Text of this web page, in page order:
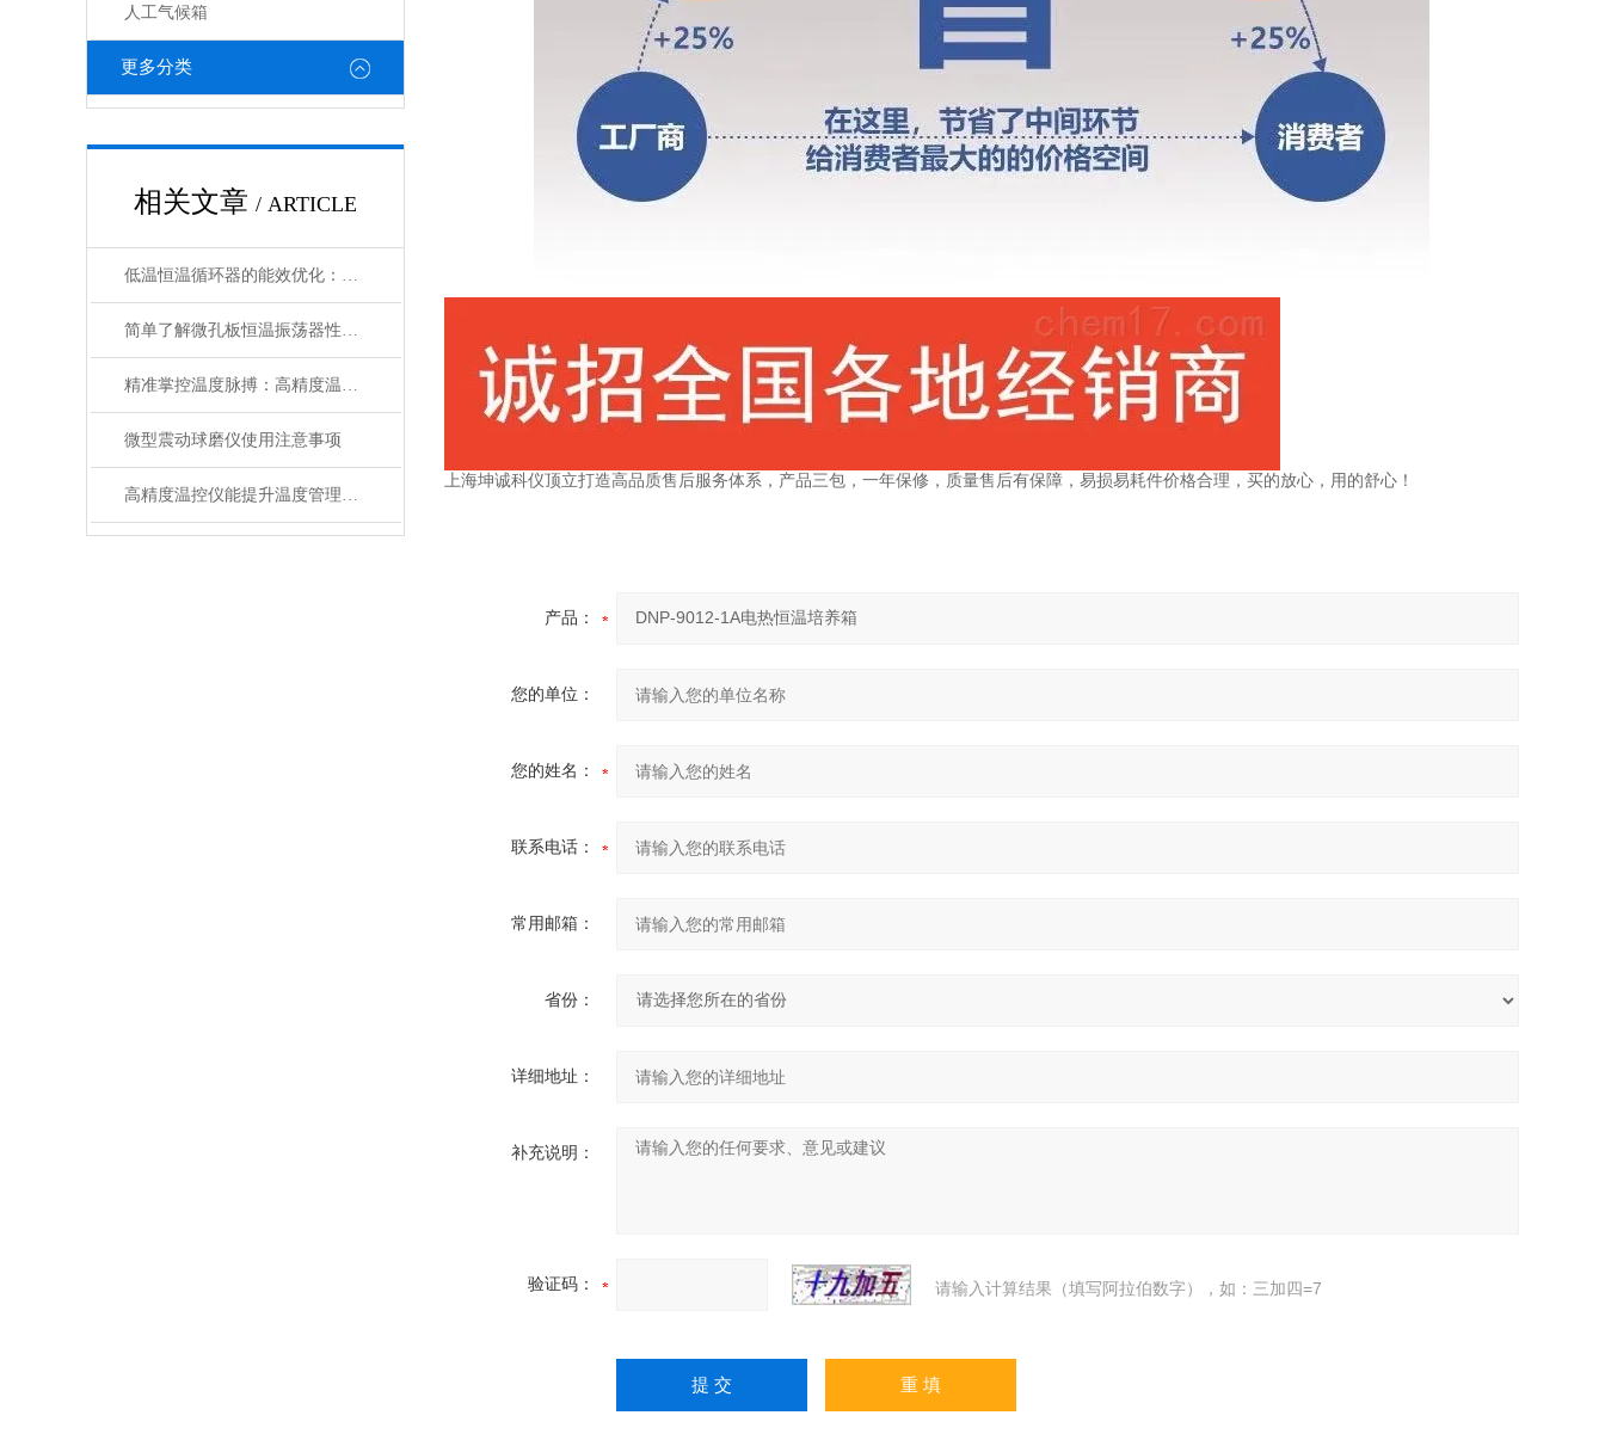
人工气候箱
更多分类
相关文章 / ARTICLE
低温恒温循环器的能效优化：如何节约能源消耗
简单了解微孔板恒温振荡器性能优势
精准掌控温度脉搏：高精度温控仪表补偿温度设置全攻略
微型震动球磨仪使用注意事项
高精度温控仪能提升温度管理的精准性和效率
上海坤诚科仪顶立打造高品质售后服务体系，产品三包，一年保修，质量售后有保障，易损易耗件价格合理，买的放心，用的舒心！
产品：
您的单位：
您的姓名：
联系电话：
常用邮箱：
省份：
详细地址：
补充说明：
验证码： 请输入计算结果（填写阿拉伯数字），如：三加四=7